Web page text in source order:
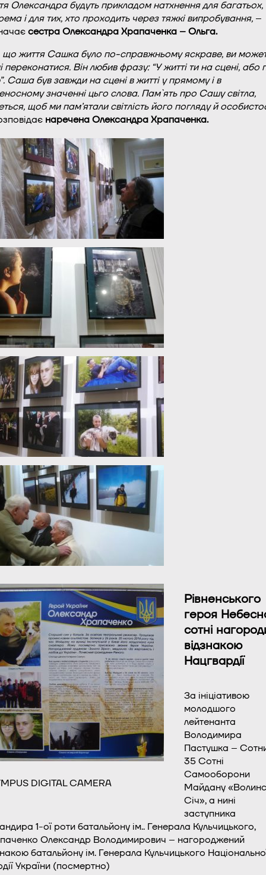
Олександра будуть прикладом натхнення для багатьох,
і для тих, хто проходить через тяжкі випробування, –
сестра Олександра Храпаченка – Ольга.
що життя Сашка було по-справжньому яскраве, ви
переконатися. Він любив фразу: “У житті ти на сцені, або
Саша був завжди на сцені в житті у прямому і в
значенні цьго слова. Пам`ять про Сашу світла,
щоб ми пам’ятали світлість його погляду й
наречена Олександра Храпаченка.
DIGITAL CAMERA
Рівненського
героя
сотні
відзнакою
Нацгвардії
За ініціативою
молодшого
лейтенанта
Володимира
Пастушка –
35 Сотні
Самооборони
Майдану
Січ», а нині
заступника
1-ої роти батальйону ім.. Генерала Кульчицького,
Олександр Володимирович – нагороджений
батальйону ім. Генерала Кульчицького
України (посмертно)